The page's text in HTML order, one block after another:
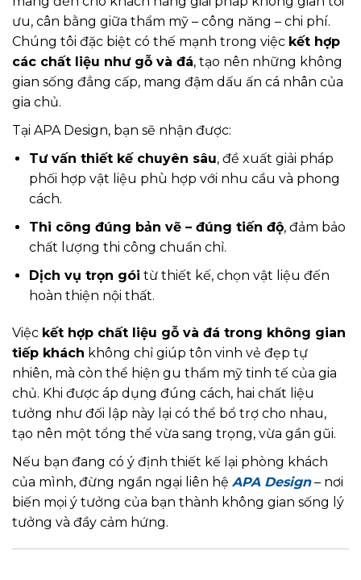
ưu, cân bằng giữa thẩm mỹ – công năng – chi phí.
Chúng tôi đặc biệt có thế mạnh trong việc kết hợp
các chất liệu như gỗ và đá, tạo nên những không
gian sống đẳng cấp, mang đậm dấu ấn cá nhân của
gia chủ.
Tại APA Design, bạn sẽ nhận được:
Tư vấn thiết kế chuyên sâu, đề xuất giải pháp
phối hợp vật liệu phù hợp với nhu cầu và phong
cách.
Thi công đúng bản vẽ – đúng tiến độ, đảm bảo
chất lượng thi công chuẩn chỉ.
Dịch vụ trọn gói từ thiết kế, chọn vật liệu đến
hoàn thiện nội thất.
Việc kết hợp chất liệu gỗ và đá trong không gian
tiếp khách không chỉ giúp tôn vinh vẻ đẹp tự
nhiên, mà còn thể hiện gu thẩm mỹ tinh tế của gia
chủ. Khi được áp dụng đúng cách, hai chất liệu
tưởng như đối lập này lại có thể bổ trợ cho nhau,
tạo nên một tổng thể vừa sang trọng, vừa gần gũi.
Nếu bạn đang có ý định thiết kế lại phòng khách
của mình, đừng ngần ngại liên hệ APA Design– nơi
biến mọi ý tưởng của bạn thành không gian sống lý
tưởng và đầy cảm hứng.